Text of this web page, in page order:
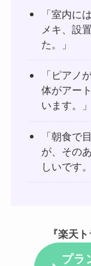
「室内に
メキ、設
た。」
「ピアノ
体がアー
います。」
「朝食で
が、その
しいです。
『楽天
プラ